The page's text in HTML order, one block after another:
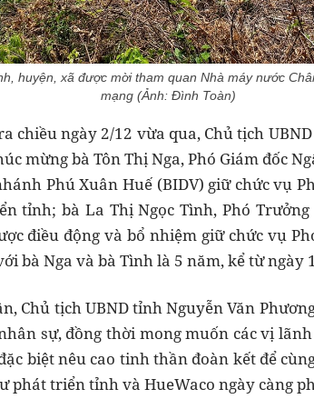
huyện, xã được mời tham quan Nhà máy nước
mạng (Ảnh: Đình Toàn)
chiều ngày 2/12 vừa qua, Chủ tịch
mừngbà Tôn Thị Nga, Phó Giám đốc
Phú Xuân Huế (BIDV) giữ chức vụ
tỉnh; bà La Thị Ngọc Tình, Phó
điều động và bổ nhiệm giữ chức vụ
bà Nga và bà Tình là 5 năm, kể từ ngày
Chủ tịch UBND tỉnh Nguyễn Văn
sự, đồng thời mong muốn các vị
biệt nêu cao tinh thần đoàn kết để
phát triển tỉnh và HueWaco ngày càng